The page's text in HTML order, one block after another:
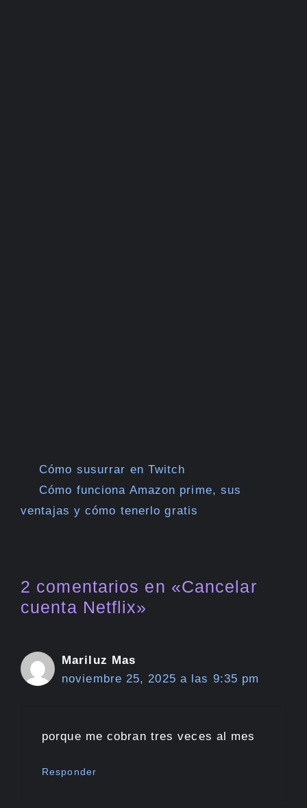
Cómo susurrar en Twitch
Cómo funciona Amazon prime, sus
ventajas y cómo tenerlo gratis
2 comentarios en «Cancelar
cuenta Netflix»
Mariluz Mas
noviembre 25, 2025 a las 9:35 pm
porque me cobran tres veces al mes
Responder